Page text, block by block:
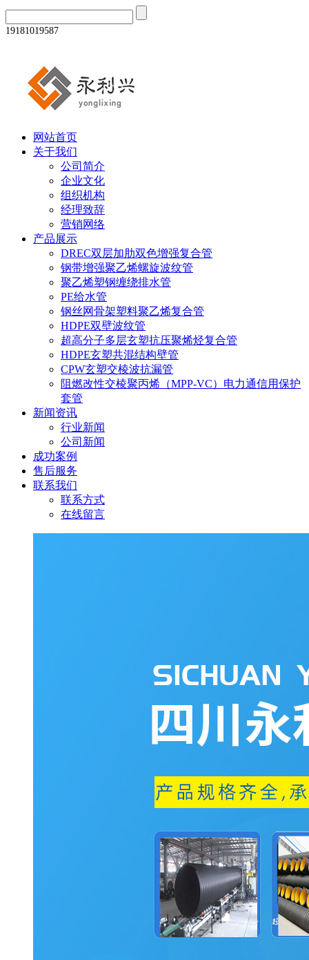
19181019587
网站首页
关于我们
公司简介
企业文化
组织机构
经理致辞
营销网络
产品展示
DREC双层加肋双色增强复合管
钢带增强聚乙烯螺旋波纹管
聚乙烯塑钢缠绕排水管
PE给水管
钢丝网骨架塑料聚乙烯复合管
HDPE双壁波纹管
超高分子多层玄塑抗压聚烯烃复合管
HDPE玄塑共混结构壁管
CPW玄塑交棱波抗漏管
阻燃改性交棱聚丙烯（MPP-VC）电力通信用保护
套管
新闻资讯
行业新闻
公司新闻
成功案例
售后服务
联系我们
联系方式
在线留言